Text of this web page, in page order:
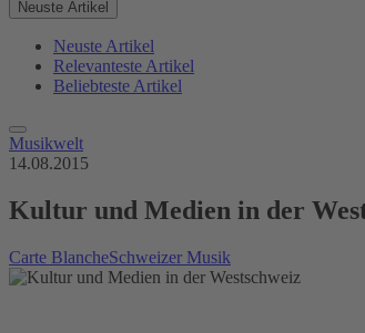
Neuste Artikel
Neuste Artikel
Relevanteste Artikel
Beliebteste Artikel
Musikwelt
14.08.2015
Kultur und Medien in der
Carte BlancheSchweizer Musik